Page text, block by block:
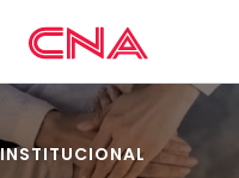
INSTITUCIONAL